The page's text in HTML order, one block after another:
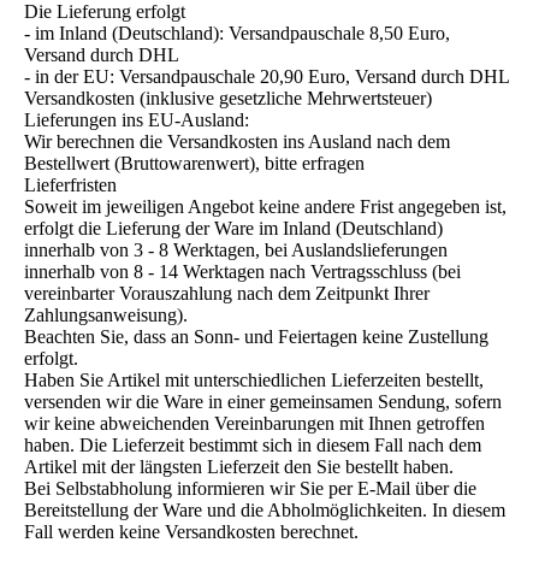
Die Lieferung erfolgt
- im Inland (Deutschland): Versandpauschale 8,50 Euro,
Versand durch DHL
- in der EU: Versandpauschale 20,90 Euro, Versand durch DHL
Versandkosten (inklusive gesetzliche Mehrwertsteuer)
Lieferungen ins EU-Ausland:
Wir berechnen die Versandkosten ins Ausland nach dem
Bestellwert (Bruttowarenwert), bitte erfragen
Lieferfristen
Soweit im jeweiligen Angebot keine andere Frist angegeben ist,
erfolgt die Lieferung der Ware im Inland (Deutschland)
innerhalb von 3 - 8 Werktagen, bei Auslandslieferungen
innerhalb von 8 - 14 Werktagen nach Vertragsschluss (bei
vereinbarter Vorauszahlung nach dem Zeitpunkt Ihrer
Zahlungsanweisung).
Beachten Sie, dass an Sonn- und Feiertagen keine Zustellung
erfolgt.
Haben Sie Artikel mit unterschiedlichen Lieferzeiten bestellt,
versenden wir die Ware in einer gemeinsamen Sendung, sofern
wir keine abweichenden Vereinbarungen mit Ihnen getroffen
haben. Die Lieferzeit bestimmt sich in diesem Fall nach dem
Artikel mit der längsten Lieferzeit den Sie bestellt haben.
Bei Selbstabholung informieren wir Sie per E-Mail über die
Bereitstellung der Ware und die Abholmöglichkeiten. In diesem
Fall werden keine Versandkosten berechnet.